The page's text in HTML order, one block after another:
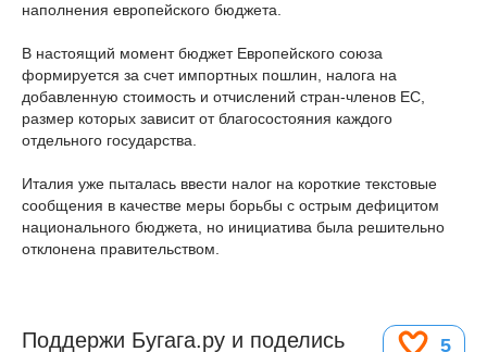
наполнения европейского бюджета.
В настоящий момент бюджет Европейского союза
формируется за счет импортных пошлин, налога на
добавленную стоимость и отчислений стран-членов ЕС,
размер которых зависит от благосостояния каждого
отдельного государства.
Италия уже пыталась ввести налог на короткие текстовые
сообщения в качестве меры борьбы с острым дефицитом
национального бюджета, но инициатива была решительно
отклонена правительством.
5
Поддержи Бугага.ру и поделись